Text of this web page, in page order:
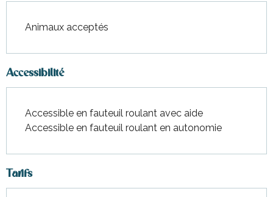
Animaux acceptés
Accessibilité
Accessible en fauteuil roulant avec aide
Accessible en fauteuil roulant en autonomie
Tarifs